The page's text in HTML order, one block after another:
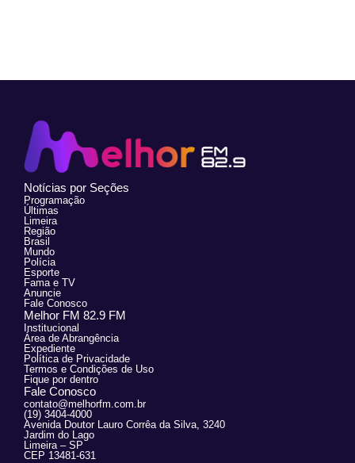
Notícias por Seções
Programação
Últimas
Limeira
Região
Brasil
Mundo
Polícia
Esporte
Fama e TV
Anuncie
Fale Conosco
Melhor FM 82.9 FM
Institucional
Área de Abrangência
Expediente
Política de Privacidade
Termos e Condições de Uso
Fique por dentro
Fale Conosco
contato@melhorfm.com.br
(19) 3404-4000
Avenida Doutor Lauro Corrêa da Silva, 3240
Jardim do Lago
Limeira – SP
CEP 13481-631